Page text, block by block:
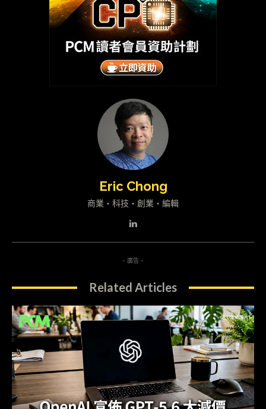
Eric Chong
商業・科技・創業・編輯
- 廣告 -
Related Articles